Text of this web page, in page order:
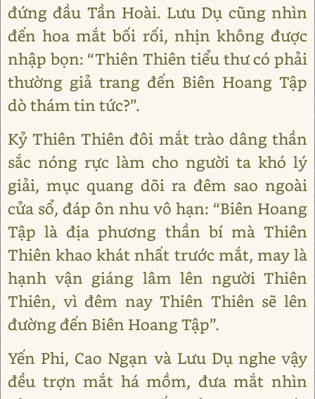
đứng đầu Tần Hoài. Lưu Dụ cũng nhìn
đến hoa mắt bối rối, nhịn không được
nhập bọn: “Thiên Thiên tiểu thư có phải
thường giả trang đến Biên Hoang Tập
dò thám tin tức?”.
Kỷ Thiên Thiên đôi mắt trào dâng thần
sắc nóng rực làm cho người ta khó lý
giải, mục quang dõi ra đêm sao ngoài
cửa sổ, đáp ôn nhu vô hạn: “Biên Hoang
Tập là địa phương thần bí mà Thiên
Thiên khao khát nhất trước mắt, may là
hạnh vận giáng lâm lên người Thiên
Thiên, vì đêm nay Thiên Thiên sẽ lên
đường đến Biên Hoang Tập”.
Yến Phi, Cao Ngạn và Lưu Dụ nghe vậy
đều trợn mắt há mồm, đưa mắt nhìn